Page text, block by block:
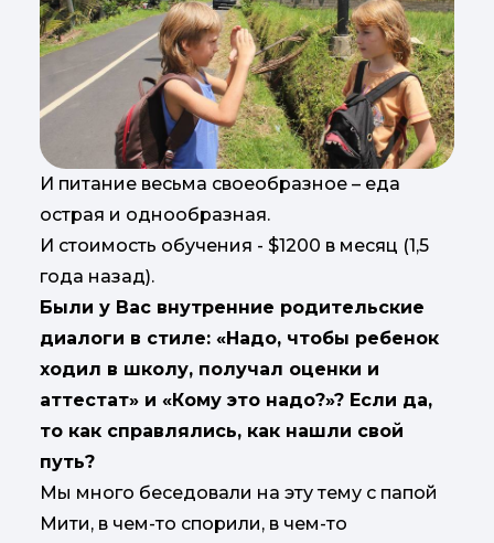
И питание весьма своеобразное – еда
острая и однообразная.
И стоимость обучения - $1200 в месяц (1,5
года назад).
Были у Вас внутренние родительские
диалоги в стиле: «Надо, чтобы ребенок
ходил в школу, получал оценки и
аттестат» и «Кому это надо?»? Если да,
то как справлялись, как нашли свой
путь?
Мы много беседовали на эту тему с папой
Мити, в чем-то спорили, в чем-то